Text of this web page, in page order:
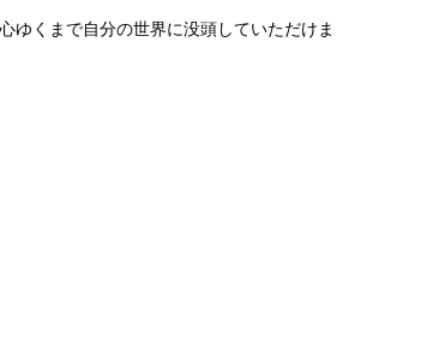
ゆくまで自分の世界に没頭していただけま